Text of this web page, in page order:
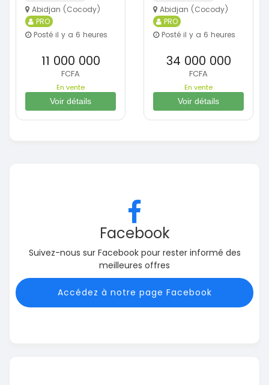
Abidjan (Cocody)
PRO
Posté il y a 6 heures
11 000 000
FCFA
En vente
Voir détails
Abidjan (Cocody)
PRO
Posté il y a 6 heures
34 000 000
FCFA
En vente
Voir détails
Facebook
Suivez-nous sur Facebook pour rester informé des
meilleures offres
Accédez à notre page Facebook